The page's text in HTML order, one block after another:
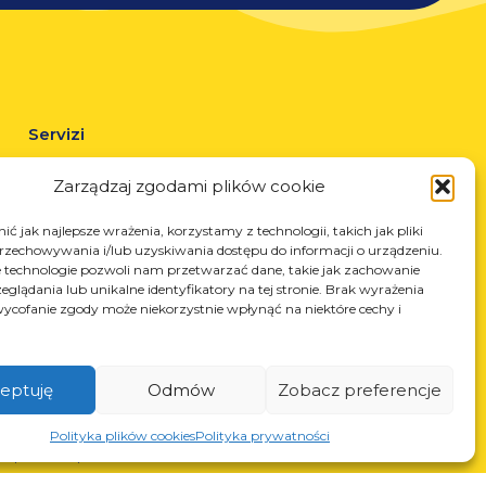
Zarządzaj zgodami plików cookie
jak najlepsze wrażenia, korzystamy z technologii, takich jak pliki
i/lub uzyskiwania dostępu do informacji o urządzeniu.
technologie pozwoli nam przetwarzać dane, takie jak zachowanie
lub unikalne identyfikatory na tej stronie. Brak wyrażenia
zgody może niekorzystnie wpłynąć na niektóre cechy i
Odmów Zobacz preferencje
Polityka plików cookiesPolityka prywatności
Servizi
Verniciatura a polvere
Saldatura automatica e manuale
Sąd Rejonowy dla Krakowa-Śródmieścia z dnia 22.02.2002r. D-